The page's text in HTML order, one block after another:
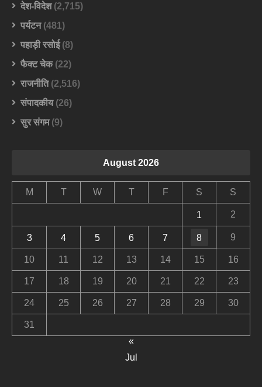
देश-विदेश(2,715)
पर्यटन(481)
पहाड़ी रसोई(8)
फैक्ट चेक(22)
राजनीति(2,516)
संपादकीय(26)
सुर संगम(9)
August 2026
M T W T F S S
1 2
3 4 5 6 7 8 9
10 11 12 13 14 15 16
17 18 19 20 21 22 23
24 25 26 27 28 29 30
31
«
Jul